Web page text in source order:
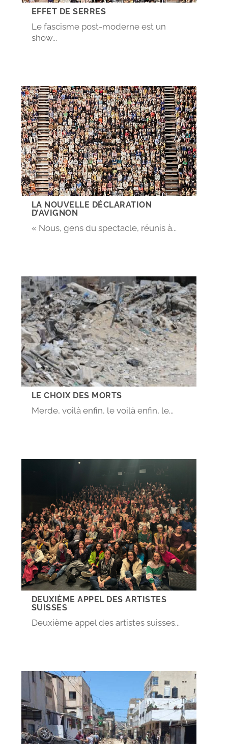
EFFET DE SERRES
Le fascisme post-moderne est un
show...
LA NOUVELLE DÉCLARATION
D’AVIGNON
« Nous, gens du spectacle, réunis à...
LE CHOIX DES MORTS
Merde, voilà enfin, le voilà enfin, le...
DEUXIÈME APPEL DES ARTISTES
SUISSES
Deuxième appel des artistes suisses...